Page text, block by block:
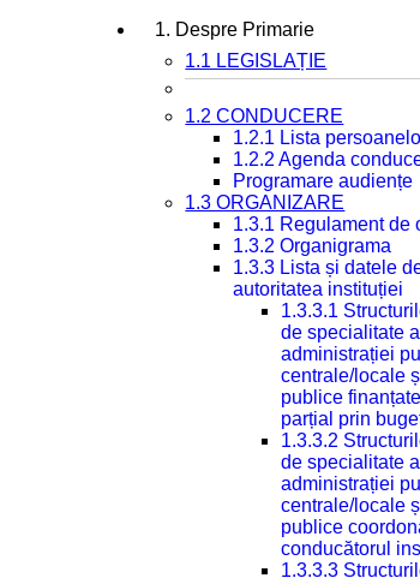
1. Despre Primarie
1.1 LEGISLAȚIE
1.2 CONDUCERE
1.2.1 Lista
1.2.2 Agenda
Programare audiențe
1.3 ORGANIZARE
1.3.1 Regulament de
1.3.2 Organigrama
1.3.3 Lista și datele
autoritatea instituției
1.3.3.1
de specialitate
administrației
centrale/locale
publice
parțial prin
1.3.3.2
de specialitate
administrației
centrale/locale
publice
conducătorul
1.3.3.3